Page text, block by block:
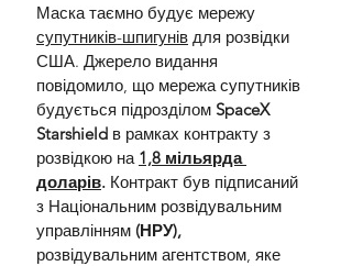
Маска таємно будує мережу
супутників-шпигунів для розвідки
США. Джерело видання
повідомило, що мережа супутників
будується підрозділом SpaceX
Starshield в рамках контракту з
розвідкою на 1,8 мільярда
доларів. Контракт був підписаний
з Національним розвідувальним
управлінням (НРУ),
розвідувальним агентством, яке